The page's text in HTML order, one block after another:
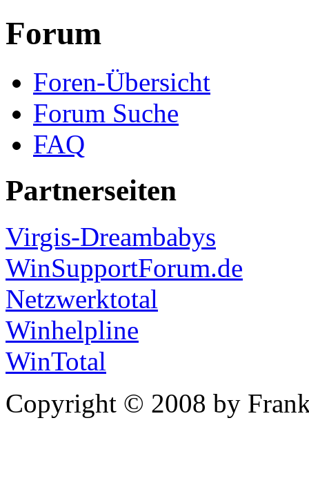
Forum
Foren-Übersicht
Forum Suche
FAQ
Partnerseiten
Virgis-Dreambabys
WinSupportForum.de
Netzwerktotal
Winhelpline
WinTotal
Copyright © 2008 by